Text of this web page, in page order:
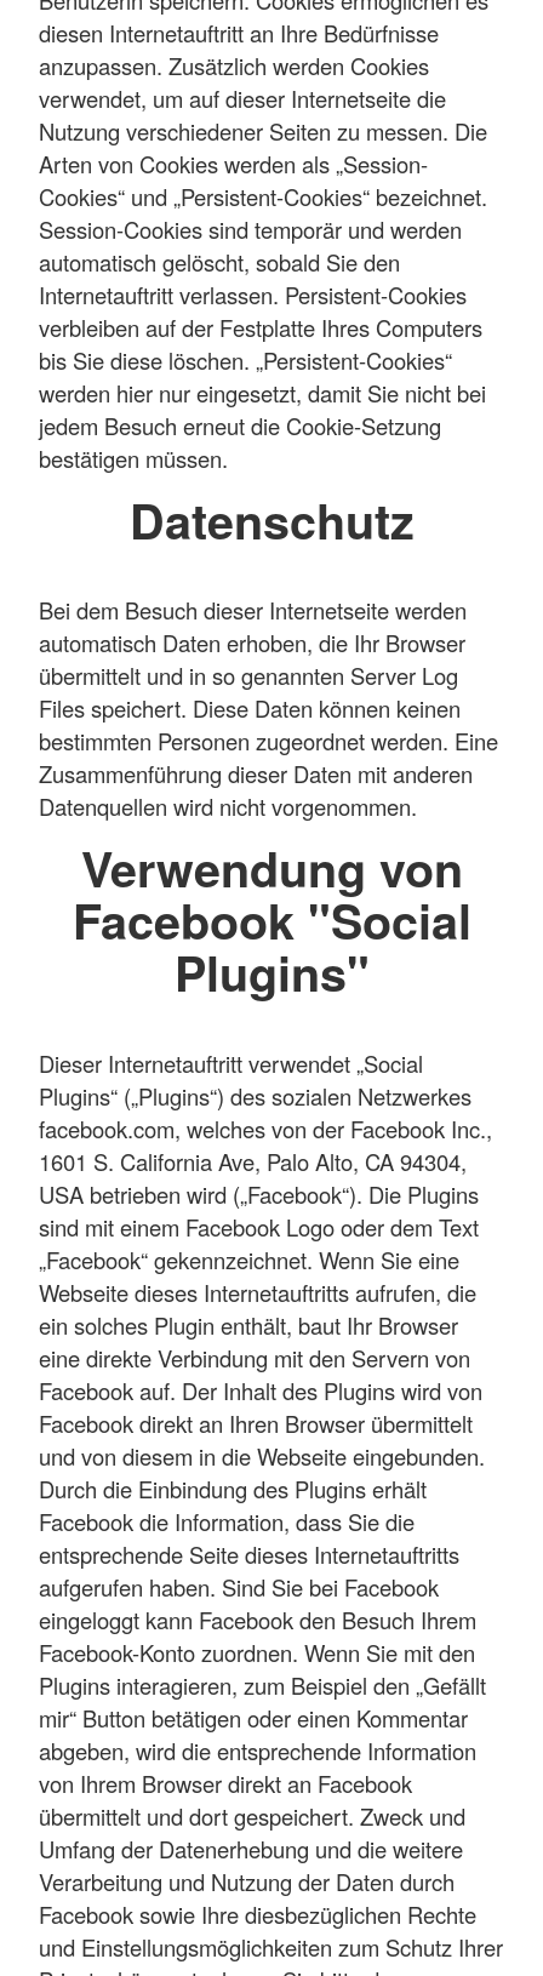
diesen Internetauftritt an Ihre Bedürfnisse
anzupassen. Zusätzlich werden Cookies
verwendet, um auf dieser Internetseite die
Nutzung verschiedener Seiten zu messen. Die
Arten von Cookies werden als „Session-
Cookies“ und „Persistent-Cookies“ bezeichnet.
Session-Cookies sind temporär und werden
automatisch gelöscht, sobald Sie den
Internetauftritt verlassen. Persistent-Cookies
verbleiben auf der Festplatte Ihres Computers
bis Sie diese löschen. „Persistent-Cookies“
werden hier nur eingesetzt, damit Sie nicht bei
jedem Besuch erneut die Cookie-Setzung
bestätigen müssen.
Datenschutz
Bei dem Besuch dieser Internetseite werden
automatisch Daten erhoben, die Ihr Browser
übermittelt und in so genannten Server Log
Files speichert. Diese Daten können keinen
bestimmten Personen zugeordnet werden. Eine
Zusammenführung dieser Daten mit anderen
Datenquellen wird nicht vorgenommen.
Verwendung von
Facebook "Social
Plugins"
Dieser Internetauftritt verwendet „Social
Plugins“ („Plugins“) des sozialen Netzwerkes
facebook.com, welches von der Facebook Inc.,
1601 S. California Ave, Palo Alto, CA 94304,
USA betrieben wird („Facebook“). Die Plugins
sind mit einem Facebook Logo oder dem Text
„Facebook“ gekennzeichnet. Wenn Sie eine
Webseite dieses Internetauftritts aufrufen, die
ein solches Plugin enthält, baut Ihr Browser
eine direkte Verbindung mit den Servern von
Facebook auf. Der Inhalt des Plugins wird von
Facebook direkt an Ihren Browser übermittelt
und von diesem in die Webseite eingebunden.
Durch die Einbindung des Plugins erhält
Facebook die Information, dass Sie die
entsprechende Seite dieses Internetauftritts
aufgerufen haben. Sind Sie bei Facebook
eingeloggt kann Facebook den Besuch Ihrem
Facebook-Konto zuordnen. Wenn Sie mit den
Plugins interagieren, zum Beispiel den „Gefällt
mir“ Button betätigen oder einen Kommentar
abgeben, wird die entsprechende Information
von Ihrem Browser direkt an Facebook
übermittelt und dort gespeichert. Zweck und
Umfang der Datenerhebung und die weitere
Verarbeitung und Nutzung der Daten durch
Facebook sowie Ihre diesbezüglichen Rechte
und Einstellungsmöglichkeiten zum Schutz Ihrer